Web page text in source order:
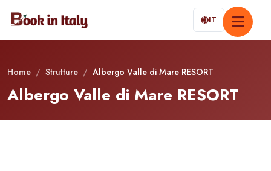
IT
Home / Strutture / Albergo Valle di Mare RESORT
Albergo Valle di Mare RESORT